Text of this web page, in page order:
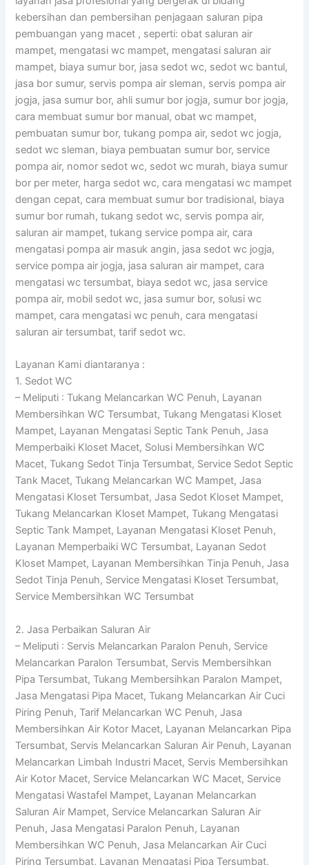
kebersihan dan pembersihan penjagaan saluran pipa
pembuangan yang macet , seperti: obat saluran air
mampet, mengatasi wc mampet, mengatasi saluran air
mampet, biaya sumur bor, jasa sedot wc, sedot wc bantul,
jasa bor sumur, servis pompa air sleman, servis pompa air
jogja, jasa sumur bor, ahli sumur bor jogja, sumur bor jogja,
cara membuat sumur bor manual, obat wc mampet,
pembuatan sumur bor, tukang pompa air, sedot wc jogja,
sedot wc sleman, biaya pembuatan sumur bor, service
pompa air, nomor sedot wc, sedot wc murah, biaya sumur
bor per meter, harga sedot wc, cara mengatasi wc mampet
dengan cepat, cara membuat sumur bor tradisional, biaya
sumur bor rumah, tukang sedot wc, servis pompa air,
saluran air mampet, tukang service pompa air, cara
mengatasi pompa air masuk angin, jasa sedot wc jogja,
service pompa air jogja, jasa saluran air mampet, cara
mengatasi wc tersumbat, biaya sedot wc, jasa service
pompa air, mobil sedot wc, jasa sumur bor, solusi wc
mampet, cara mengatasi wc penuh, cara mengatasi
saluran air tersumbat, tarif sedot wc.
Layanan Kami diantaranya :
1. Sedot WC
– Meliputi : Tukang Melancarkan WC Penuh, Layanan
Membersihkan WC Tersumbat, Tukang Mengatasi Kloset
Mampet, Layanan Mengatasi Septic Tank Penuh, Jasa
Memperbaiki Kloset Macet, Solusi Membersihkan WC
Macet, Tukang Sedot Tinja Tersumbat, Service Sedot Septic
Tank Macet, Tukang Melancarkan WC Mampet, Jasa
Mengatasi Kloset Tersumbat, Jasa Sedot Kloset Mampet,
Tukang Melancarkan Kloset Mampet, Tukang Mengatasi
Septic Tank Mampet, Layanan Mengatasi Kloset Penuh,
Layanan Memperbaiki WC Tersumbat, Layanan Sedot
Kloset Mampet, Layanan Membersihkan Tinja Penuh, Jasa
Sedot Tinja Penuh, Service Mengatasi Kloset Tersumbat,
Service Membersihkan WC Tersumbat
2. Jasa Perbaikan Saluran Air
– Meliputi : Servis Melancarkan Paralon Penuh, Service
Melancarkan Paralon Tersumbat, Servis Membersihkan
Pipa Tersumbat, Tukang Membersihkan Paralon Mampet,
Jasa Mengatasi Pipa Macet, Tukang Melancarkan Air Cuci
Piring Penuh, Tarif Melancarkan WC Penuh, Jasa
Membersihkan Air Kotor Macet, Layanan Melancarkan Pipa
Tersumbat, Servis Melancarkan Saluran Air Penuh, Layanan
Melancarkan Limbah Industri Macet, Servis Membersihkan
Air Kotor Macet, Service Melancarkan WC Macet, Service
Mengatasi Wastafel Mampet, Layanan Melancarkan
Saluran Air Mampet, Service Melancarkan Saluran Air
Penuh, Jasa Mengatasi Paralon Penuh, Layanan
Membersihkan WC Penuh, Jasa Melancarkan Air Cuci
Piring Tersumbat, Layanan Mengatasi Pipa Tersumbat,